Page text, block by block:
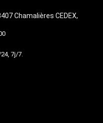
Chamalières CEDEX,
7j/7.